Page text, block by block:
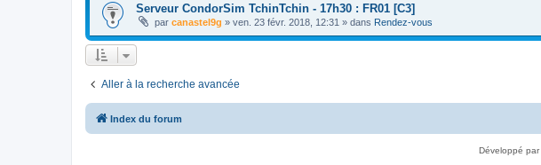
Serveur CondorSim TchinTchin - 17h30 : FR01 [C3]
par canastel9g » ven. 23 févr. 2018, 12:31 » dans Rendez-vous
Aller à la recherche avancée
Index du forum
Développé par